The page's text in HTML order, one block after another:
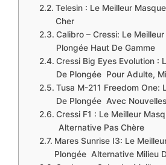
Telesin : Le Meilleur
Cher
​Calibro – Cressi: Le
Plongée Haut De Gamme
​​Cressi Big Eyes Evolution :
De Plongée Pour Adulte,
Tusa M-211 Freedom One:
De Plongée Avec
​Cressi F1 : Le Meilleur
Alternative Pas Chère
Mares Sunrise I3: Le
Plongée Alternative Milieu